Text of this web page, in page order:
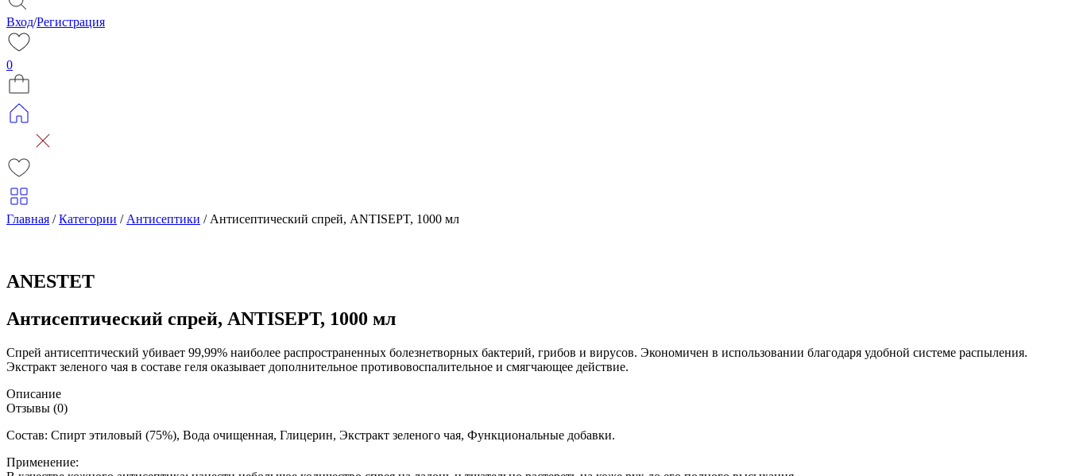
Вход/Регистрация
0
Главная /Категории / Антисептики / Антисептический спрей, ANTISEPT, 1000 мл
ANESTET
Антисептический спрей, ANTISEPT, 1000 мл
Cпрей антисептический убивает 99,99% наиболее распространенных болезнетворных бактерий, грибов и вирусов. Экономичен в использовании благодаря удобной системе распыления.
Экстракт зеленого чая в составе геля оказывает дополнительное противовоспалительное и смягчающее действие.
Описание
Отзывы (0)
Состав: Спирт этиловый (75%), Вода очищенная, Глицерин, Экстракт зеленого чая, Функциональные добавки.
Применение: